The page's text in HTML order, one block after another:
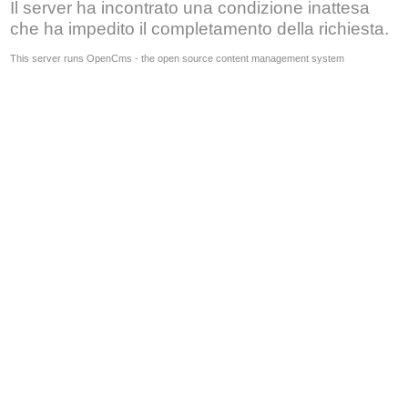
Il server ha incontrato una condizione inattesa
che ha impedito il completamento della richiesta.
This server runs OpenCms - the open source content management system